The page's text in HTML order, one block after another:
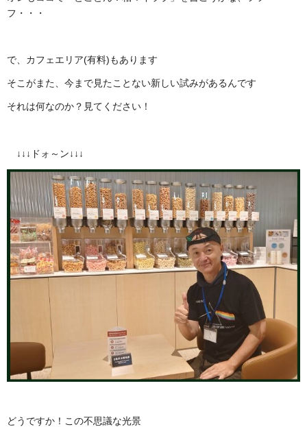
フ・・・
で、カフェエリア(有料)もあります
そこがまた、今まで見たことない新しい試みがあるんです
それは何なのか？見てください！
↓↓↓ドォ～ン↓↓↓
どうですか！この不思議な光景